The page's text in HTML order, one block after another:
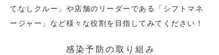
てなしクルー」や店舗のリーダーである「シフトマネ
ージャー」など様々な役割を目指してみてください！
感染予防の取り組み